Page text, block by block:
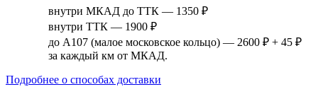
внутри МКАД до ТТК — 1350 ₽
внутри ТТК — 1900 ₽
до А107 (малое московское кольцо) — 2600 ₽ + 45 ₽
за каждый км от МКАД.
Подробнее о способах доставки